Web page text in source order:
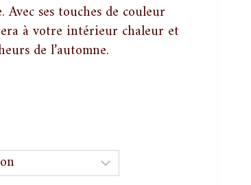
ses touches de couleur
à votre intérieur chaleur et
de l’automne.